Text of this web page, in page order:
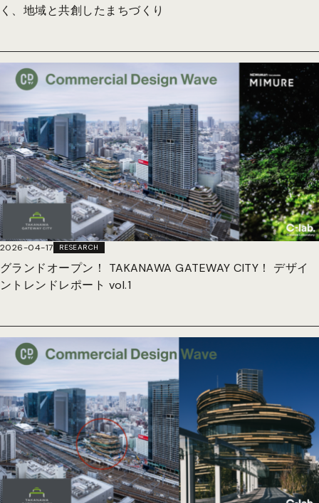
く、地域と共創したまちづくり
2026-04-17 RESEARCH
グランドオープン！ TAKANAWA GATEWAY CITY！ デザイ
ントレンドレポート vol.1